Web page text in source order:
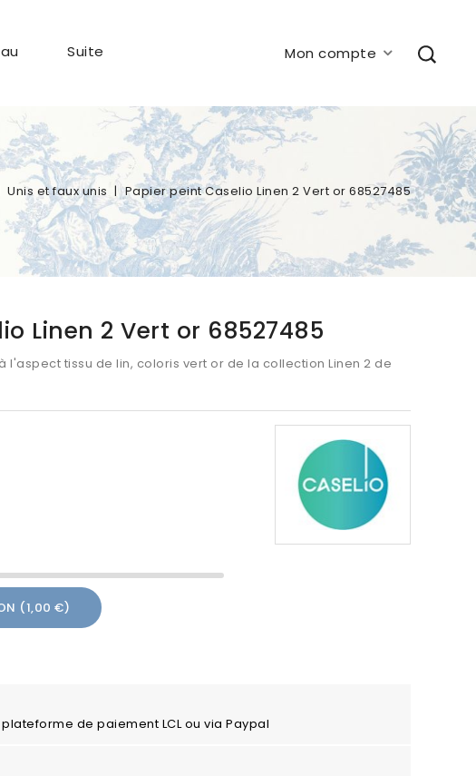
Mon compte
Suite
Unis et faux unis Papier peint Caselio Linen 2 Vert or 68527485
Linen 2 Vert or 68527485
l'aspect tissu de lin, coloris vert or de la collection Linen 2 de
(1,00 €)
de paiement LCL ou via Paypal